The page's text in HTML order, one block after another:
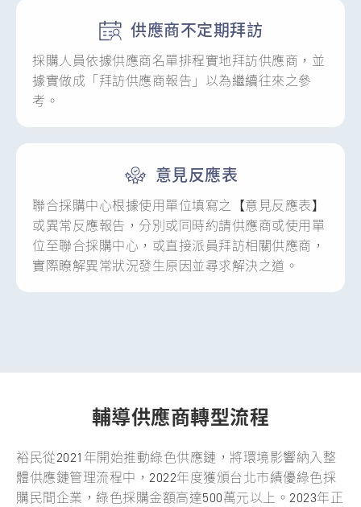
供應商不定期拜訪
採購人員依據供應商名單排程實地拜訪供應商，並
據實做成「拜訪供應商報告」以為繼續往來之參
考。
意見反應表
聯合採購中心根據使用單位填寫之【意見反應表】
或異常反應報告，分別或同時約請供應商或使用單
位至聯合採購中心，或直接派員拜訪相關供應商，
實際瞭解異常狀況發生原因並尋求解決之道。
輔導供應商轉型流程
裕民從2021年開始推動綠色供應鏈，將環境影響納入整
體供應鏈管理流程中，2022年度獲頒台北市績優綠色採
購民間企業，綠色採購金額高達500萬元以上。2023年正